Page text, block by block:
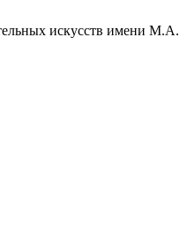
искусств имени М.А.